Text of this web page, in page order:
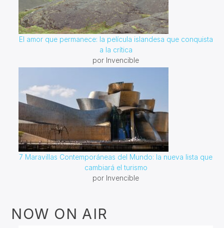
El amor que permanece: la película islandesa que conquista
a la crítica
por Invencible
7 Maravillas Contemporáneas del Mundo: la nueva lista que
cambiará el turismo
por Invencible
NOW ON AIR